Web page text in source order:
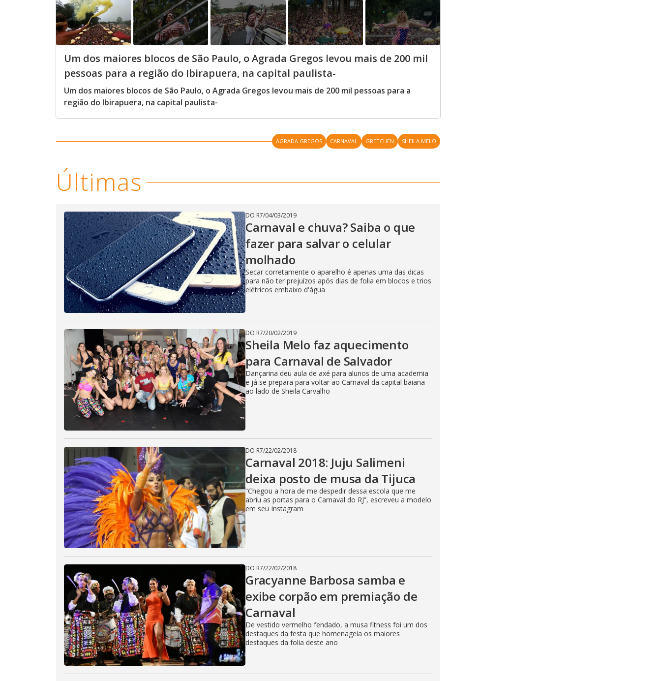
Um dos maiores blocos de São Paulo, o Agrada Gregos levou mais de 200 mil
pessoas para a região do Ibirapuera, na capital paulista-
Um dos maiores blocos de São Paulo, o Agrada Gregos levou mais de 200 mil pessoas para a
região do Ibirapuera, na capital paulista-
AGRADA GREGOS CARNAVAL GRETCHEN SHEILA MELO
Últimas
DO R7/04/03/2019
Carnaval e chuva? Saiba o que
fazer para salvar o celular
molhado
Secar corretamente o aparelho é apenas uma das dicas
para não ter prejuízos após dias de folia em blocos e trios
elétricos embaixo d'água
DO R7/20/02/2019
Sheila Melo faz aquecimento
para Carnaval de Salvador
Dançarina deu aula de axé para alunos de uma academia
e já se prepara para voltar ao Carnaval da capital baiana
ao lado de Sheila Carvalho
DO R7/22/02/2018
Carnaval 2018: Juju Salimeni
deixa posto de musa da Tijuca
“Chegou a hora de me despedir dessa escola que me
abriu as portas para o Carnaval do RJ”, escreveu a modelo
em seu Instagram
DO R7/22/02/2018
Gracyanne Barbosa samba e
exibe corpão em premiação de
Carnaval
De vestido vermelho fendado, a musa fitness foi um dos
destaques da festa que homenageia os maiores
destaques da folia deste ano